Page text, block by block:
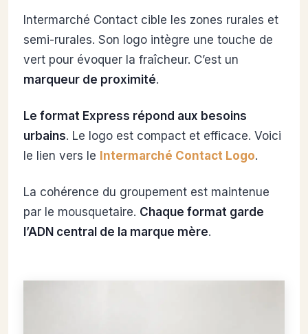
Intermarché Contact cible les zones rurales et
semi-rurales. Son logo intègre une touche de
vert pour évoquer la fraîcheur. C’est un
marqueur de proximité.
Le format Express répond aux besoins
urbains. Le logo est compact et efficace. Voici
le lien vers le Intermarché Contact Logo.
La cohérence du groupement est maintenue
par le mousquetaire. Chaque format garde
l’ADN central de la marque mère.